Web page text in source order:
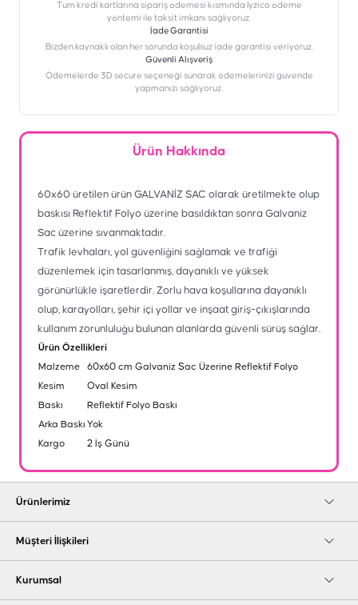
‎Tüm kredi kartlarına sipariş ödemesi kısmında İyzico ödeme
yöntemi ile taksit imkanı sağlıyoruz.
İade Garantisi
Bizden kaynaklı olan her sorunda koşulsuz iade garantisi veriyoruz.
Güvenli Alışveriş
Ödemelerde 3D secure seçeneği sunarak ödemelerinizi güvende
yapmanızı sağlıyoruz.
Ürün Hakkında
60x60 üretilen ürün GALVANİZ SAC olarak üretilmekte olup
baskısı Reflektif Folyo üzerine basıldıktan sonra Galvaniz
Sac üzerine sıvanmaktadır.
Trafik levhaları, yol güvenliğini sağlamak ve trafiği
düzenlemek için tasarlanmış, dayanıklı ve yüksek
görünürlükle işaretlerdir. Zorlu hava koşullarına dayanıklı
olup, karayolları, şehir içi yollar ve inşaat giriş-çıkışlarında
kullanım zorunluluğu bulunan alanlarda güvenli sürüş sağlar.
Ürün Özellikleri
Malzeme
60x60 cm Galvaniz Sac Üzerine Reflektif Folyo
Kesim
Oval Kesim
Baskı
Reflektif Folyo Baskı
Arka Baskı Yok
Kargo
2 İş Günü
Ürünlerimiz
Müşteri İlişkileri
Kurumsal